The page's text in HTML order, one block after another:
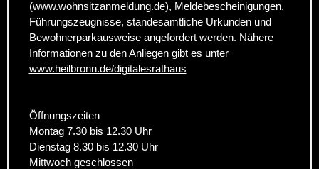
(www.wohnsitzanmeldung.de), Meldebescheinigungen,
Führungszeugnisse, standesamtliche Urkunden und
Bewohnerparkausweise angefordert werden. Nähere
Informationen zu den Anliegen gibt es unter
www.heilbronn.de/digitalesrathaus
Öffnungszeiten
Montag 7.30 bis 12.30 Uhr
Dienstag 8.30 bis 12.30 Uhr
Mittwoch geschlossen